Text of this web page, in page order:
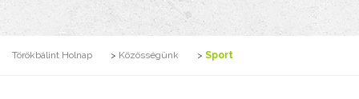
Törökbálint Holnap > Közösségünk > Sport